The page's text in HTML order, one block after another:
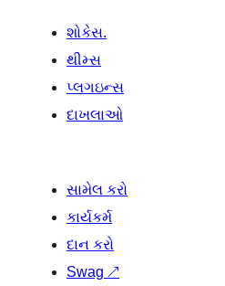
શોકેસ.
થીમ્સ
પ્લગઇન્સ
દાખલાઓ
સામેલ કરો
કાર્યકર્મ
દાન કરો
Swag ↗